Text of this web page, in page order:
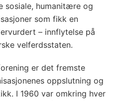
sosiale, humanitære og
som fikk en
– innflytelse på
velferdsstaten.
er det fremste
oppslutning og
I 1960 var omkring hver